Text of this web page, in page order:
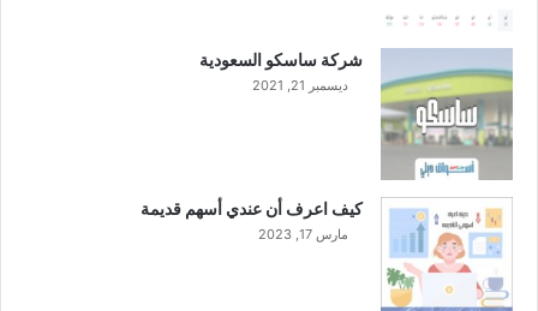
شركة ساسكو السعودية
ديسمبر 21, 2021
كيف اعرف أن عندي أسهم قديمة
مارس 17, 2023